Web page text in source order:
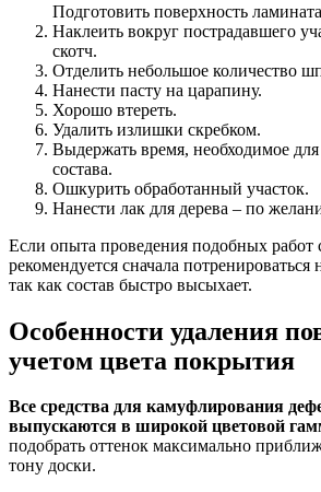
Подготовить поверхность
Наклеить вокруг пострадавшего
скотч.
Отделить небольшое количество
Нанести пасту на царапину.
Хорошо втереть.
Удалить излишки скребком.
Выдержать время, необходимое
состава.
Ошкурить обработанный участок.
Нанести лак для дерева – по
Если опыта проведения подобных работ
рекомендуется сначала
так как состав быстро высыхает.
Особенности удаления
учетом цвета покрытия
Все средства для камуфлирования
выпускаются в широкой цветовой
подобрать оттенок максимально
тону доски.